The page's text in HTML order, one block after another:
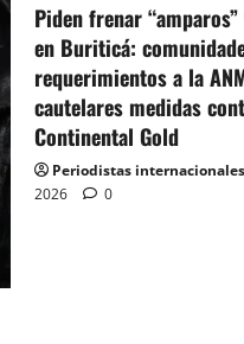
Piden frenar
en Buriticá:
requerimientos a la
cautelares medidas
Continental Gold
Periodistas internacionales
2026
0